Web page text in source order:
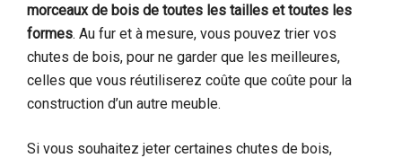
morceaux de bois de toutes les tailles et toutes les
formes. Au fur et à mesure, vous pouvez trier vos
chutes de bois, pour ne garder que les meilleures,
celles que vous réutiliserez coûte que coûte pour la
construction d’un autre meuble.
Si vous souhaitez jeter certaines chutes de bois,